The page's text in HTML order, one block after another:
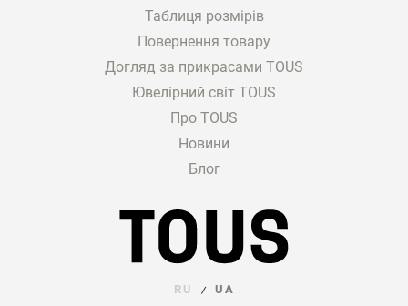
Таблиця розмірів
Повернення товару
Догляд за прикрасами TOUS
Ювелірний світ TOUS
Про TOUS
Новини
Блог
RU / UA